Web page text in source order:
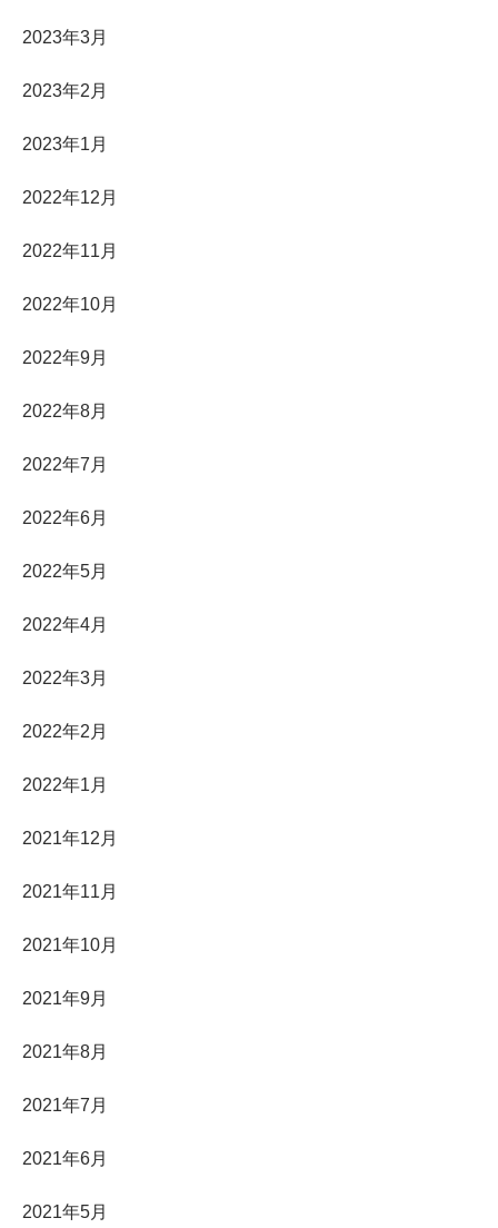
2023年3月
2023年2月
2023年1月
2022年12月
2022年11月
2022年10月
2022年9月
2022年8月
2022年7月
2022年6月
2022年5月
2022年4月
2022年3月
2022年2月
2022年1月
2021年12月
2021年11月
2021年10月
2021年9月
2021年8月
2021年7月
2021年6月
2021年5月